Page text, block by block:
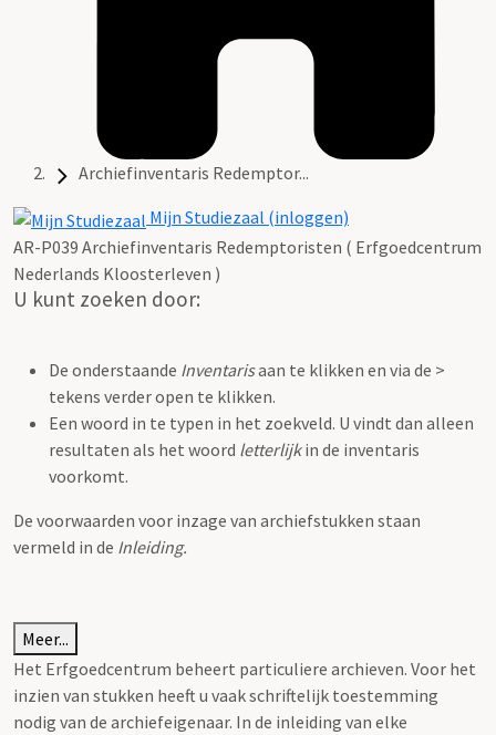
Archiefinventaris Redemptor...
Mijn Studiezaal (inloggen)
AR-P039 Archiefinventaris Redemptoristen ( Erfgoedcentrum
Nederlands Kloosterleven )
U kunt zoeken door:
De onderstaande Inventarisaan te klikken en via de >
tekens verder open te klikken.
Een woord in te typen in het zoekveld. U vindt dan alleen
resultaten als het woord letterlijkin de inventaris
voorkomt.
De voorwaarden voor inzage van archiefstukken staan
vermeld in de Inleiding.
Meer...
Het Erfgoedcentrum beheert particuliere archieven. Voor het
inzien van stukken heeft u vaak schriftelijk toestemming
nodig van de archiefeigenaar. In de inleiding van elke